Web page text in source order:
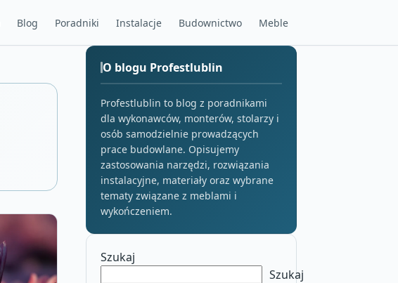
Blog Poradniki Instalacje Budownictwo Meble
O blogu Profestlublin
Profestlublin to blog z poradnikami
dla wykonawców, monterów, stolarzy i
osób samodzielnie prowadzących
prace budowlane. Opisujemy
zastosowania narzędzi, rozwiązania
instalacyjne, materiały oraz wybrane
tematy związane z meblami i
wykończeniem.
Szukaj
Szukaj